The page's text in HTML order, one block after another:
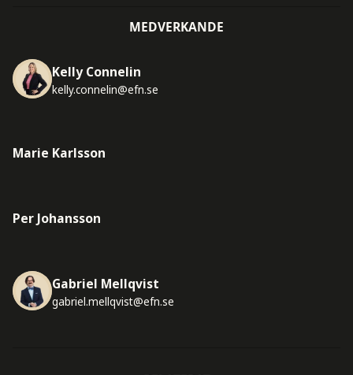
MEDVERKANDE
Kelly Connelin
kelly.connelin@efn.se
Marie Karlsson
Per Johansson
Gabriel Mellqvist
gabriel.mellqvist@efn.se